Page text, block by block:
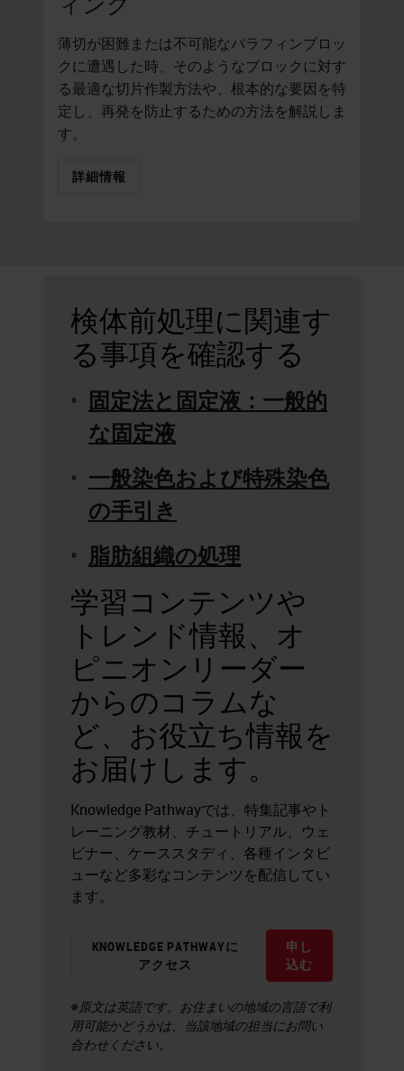
薄切が困難または不可能なパラフィンブロッ
クに遭遇した時、そのようなブロックに対す
る最適な切片作製方法や、根本的な要因を特
定し、再発を防止するための方法を解説しま
す。
詳細情報
検体前処理に関連す
る事項を確認する
固定法と固定液：一般的
な固定液
一般染色および特殊染色
の手引き
脂肪組織の処理
学習コンテンツや
トレンド情報、オ
ピニオンリーダー
からのコラムな
ど、お役立ち情報を
お届けします。
Knowledge Pathwayでは、特集記事やト
レーニング教材、チュートリアル、ウェ
ビナー、ケーススタディ、各種インタビ
ューなど多彩なコンテンツを配信してい
ます。
KNOWLEDGE PATHWAYに
アクセス
申し
込む
※原文は英語です。お住まいの地域の言語で利
用可能かどうかは、当該地域の担当にお問い
合わせください。